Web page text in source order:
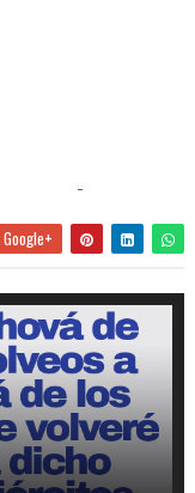
-
Google+